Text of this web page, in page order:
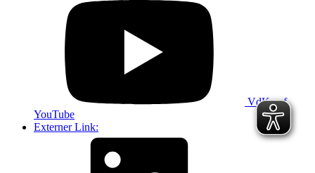
VdK auf
YouTube
Externer Link: